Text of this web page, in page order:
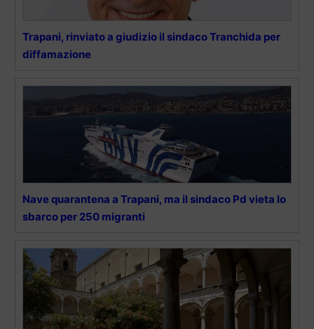
Trapani, rinviato a giudizio il sindaco Tranchida per
diffamazione
Nave quarantena a Trapani, ma il sindaco Pd vieta lo
sbarco per 250 migranti